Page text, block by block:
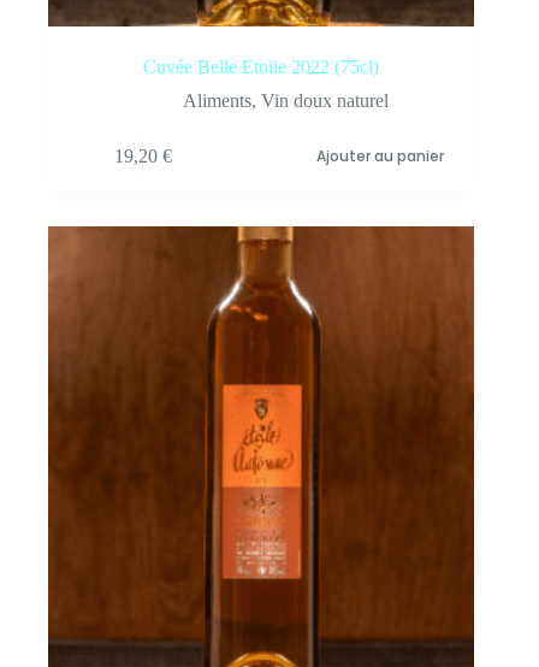
Cuvée Belle Etoile 2022 (75cl)
Aliments, Vin doux naturel
19,20 € Ajouter au panier